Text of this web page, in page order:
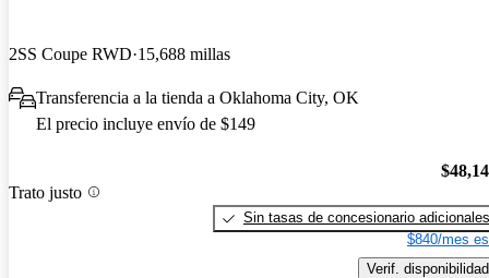
2SS Coupe RWD 15,688 millas
Transferencia a la tienda a Oklahoma City, OK
El precio incluye envío de $149
Trato justo
Sin tasas de concesionario adicionales
$840/mes
Verif. disponibilidad